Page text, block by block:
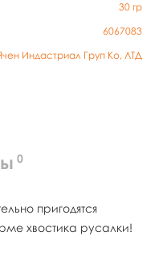
30 гр
6067083
Индастриал Груп Ко, ЛТД
0
пригодятся
хвостика русалки!